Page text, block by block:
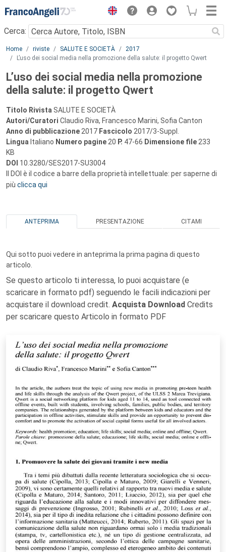
Menu
Cerca:
Main content
Home riviste SALUTE E SOCIETÀ
2017
L’uso dei social media nella promozione della salute: il progetto Qwert
L’uso dei social media nella promozione
della salute: il progetto Qwert
Titolo Rivista SALUTE E SOCIETÀ
Autori/Curatori Claudio Riva, Francesco Marini, Sofia Canton
Anno di pubblicazione 2017 Fascicolo 2017/3-Suppl.
Lingua Italiano Numero pagine 20 P. 47-66 Dimensione file 233
KB
DOI 10.3280/SES2017-SU3004
Il DOI è il codice a barre della proprietà intellettuale: per saperne di
più clicca qui
ANTEPRIMA PRESENTAZIONE CITAMI
Qui sotto puoi vedere in anteprima la prima pagina di questo
articolo.
Se questo articolo ti interessa, lo puoi acquistare (e
scaricare in formato pdf) seguendo le facili indicazioni per
acquistare il download credit. Acquista Download Credits
per scaricare questo Articolo in formato PDF